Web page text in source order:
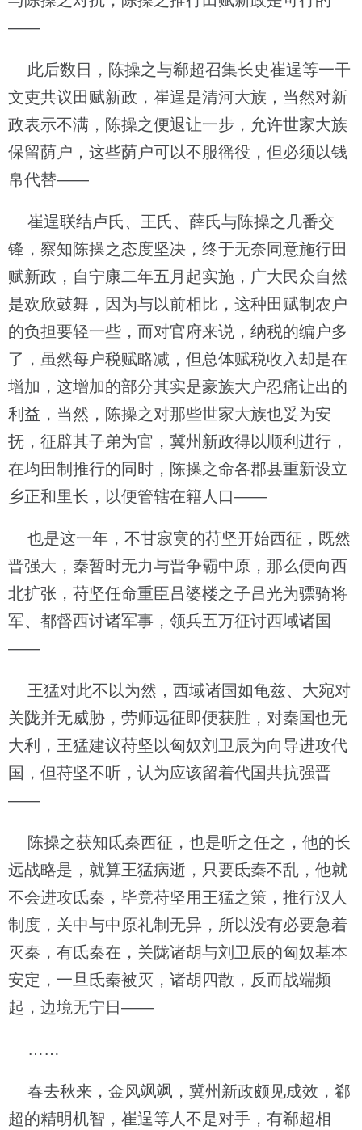
——
此后数日，陈操之与郗超召集长史崔逞等一干
文吏共议田赋新政，崔逞是清河大族，当然对新
政表示不满，陈操之便退让一步，允许世家大族
保留荫户，这些荫户可以不服徭役，但必须以钱
帛代替——
崔逞联结卢氏、王氏、薛氏与陈操之几番交
锋，察知陈操之态度坚决，终于无奈同意施行田
赋新政，自宁康二年五月起实施，广大民众自然
是欢欣鼓舞，因为与以前相比，这种田赋制农户
的负担要轻一些，而对官府来说，纳税的编户多
了，虽然每户税赋略减，但总体赋税收入却是在
增加，这增加的部分其实是豪族大户忍痛让出的
利益，当然，陈操之对那些世家大族也妥为安
抚，征辟其子弟为官，冀州新政得以顺利进行，
在均田制推行的同时，陈操之命各郡县重新设立
乡正和里长，以便管辖在籍人口——
也是这一年，不甘寂寞的苻坚开始西征，既然
晋强大，秦暂时无力与晋争霸中原，那么便向西
北扩张，苻坚任命重臣吕婆楼之子吕光为骠骑将
军、都督西讨诸军事，领兵五万征讨西域诸国
——
王猛对此不以为然，西域诸国如龟兹、大宛对
关陇并无威胁，劳师远征即便获胜，对秦国也无
大利，王猛建议苻坚以匈奴刘卫辰为向导进攻代
国，但苻坚不听，认为应该留着代国共抗强晋
——
陈操之获知氐秦西征，也是听之任之，他的长
远战略是，就算王猛病逝，只要氐秦不乱，他就
不会进攻氐秦，毕竟苻坚用王猛之策，推行汉人
制度，关中与中原礼制无异，所以没有必要急着
灭秦，有氐秦在，关陇诸胡与刘卫辰的匈奴基本
安定，一旦氐秦被灭，诸胡四散，反而战端频
起，边境无宁日——
……
春去秋来，金风飒飒，冀州新政颇见成效，郗
超的精明机智，崔逞等人不是对手，有郗超相